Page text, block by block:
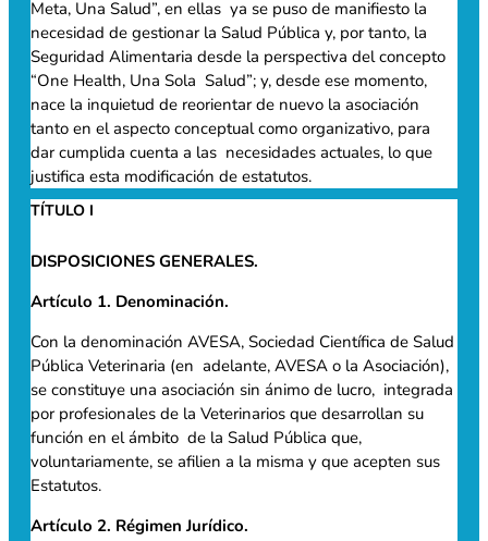
Meta, Una Salud”, en ellas ya se puso de manifiesto la
necesidad de gestionar la Salud Pública y, por tanto, la
Seguridad Alimentaria desde la perspectiva del concepto
“One Health, Una Sola Salud”; y, desde ese momento,
nace la inquietud de reorientar de nuevo la asociación
tanto en el aspecto conceptual como organizativo, para
dar cumplida cuenta a las necesidades actuales, lo que
justifica esta modificación de estatutos.
TÍTULO I
DISPOSICIONES GENERALES.
Artículo 1. Denominación.
Con la denominación AVESA, Sociedad Científica de Salud
Pública Veterinaria (en adelante, AVESA o la Asociación),
se constituye una asociación sin ánimo de lucro, integrada
por profesionales de la Veterinarios que desarrollan su
función en el ámbito de la Salud Pública que,
voluntariamente, se afilien a la misma y que acepten sus
Estatutos.
Artículo 2. Régimen Jurídico.